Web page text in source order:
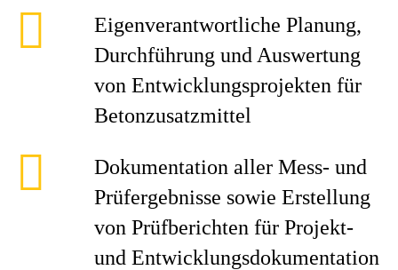
Eigenverantwortliche Planung,
Durchführung und Auswertung
von Entwicklungsprojekten für
Betonzusatzmittel
Dokumentation aller Mess- und
Prüfergebnisse sowie Erstellung
von Prüfberichten für Projekt-
und Entwicklungsdokumentation